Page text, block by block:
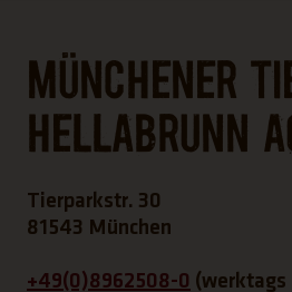
Münchener
Hellabrunn
Tierparkstr. 30
81543 München
+49(0)8962508-0 (werktags